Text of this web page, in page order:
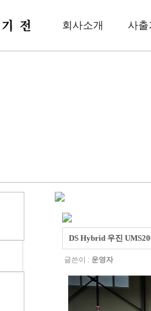
회사소개 사출
DS Hybrid 우진
글쓴이 : 운영자